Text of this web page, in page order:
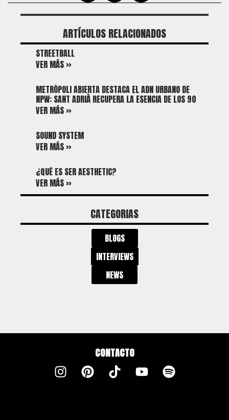
ARTÍCULOS RELACIONADOS
STREETBALL
VER MÁS »
METRÓPOLI ABIERTA DESTACA EL ADN URBANO DE
NPW: SANT ADRIÀ RECUPERA LA ESENCIA DE LOS 90
VER MÁS »
SOUND SYSTEM
VER MÁS »
¿QUÉ ES SER AESTHETIC?
VER MÁS »
CATEGORIAS
BLOGS
INTERVIEWS
NEWS
CONTACTO